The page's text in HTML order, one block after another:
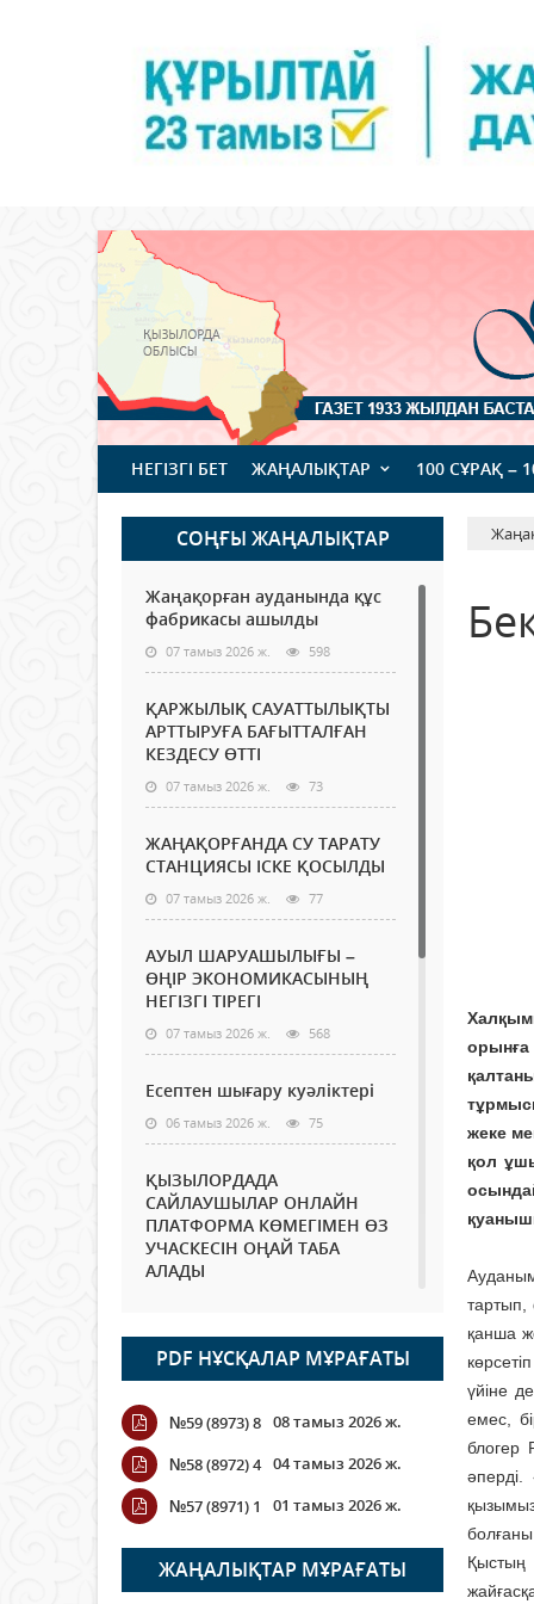
НЕГІЗГІ БЕТ ЖАҢАЛЫҚТАР 100 СҰРАҚ –
СОҢҒЫ ЖАҢАЛЫҚТАР
Жаңақорған ауданында құс
фабрикасы ашылды
07 тамыз 2026 ж. 598
ҚАРЖЫЛЫҚ САУАТТЫЛЫҚТЫ
АРТТЫРУҒА БАҒЫТТАЛҒАН
КЕЗДЕСУ ӨТТІ
07 тамыз 2026 ж. 73
ЖАҢАҚОРҒАНДА СУ ТАРАТУ
СТАНЦИЯСЫ ІСКЕ ҚОСЫЛДЫ
07 тамыз 2026 ж. 77
АУЫЛ ШАРУАШЫЛЫҒЫ –
ӨҢІР ЭКОНОМИКАСЫНЫҢ
НЕГІЗГІ ТІРЕГІ
07 тамыз 2026 ж. 568
Есептен шығару куәліктері
06 тамыз 2026 ж. 75
ҚЫЗЫЛОРДАДА
САЙЛАУШЫЛАР ОНЛАЙН
ПЛАТФОРМА КӨМЕГІМЕН ӨЗ
УЧАСКЕСІН ОҢАЙ ТАБА
АЛАДЫ
Open Air: Қызылорда
облысы полиция
департаменті 20 мыңнан
астам көрерменнің
қауіпсіздігін қамтамасыз етті
ҚАЛАЙ ӨТЕДІ?
06 тамыз 2026 ж. 266
PDF НҰСҚАЛАР МҰРАҒАТЫ
№59 (8973) 8 08 тамыз 2026 ж.
№58 (8972) 4 04 тамыз 2026 ж.
№57 (8971) 1
01 тамыз 2026 ж.
ЖАҢАЛЫҚТАР МҰРАҒАТЫ
жеке
қол
тартып,
қанша
үйіне
емес,
блогер
Қыстың